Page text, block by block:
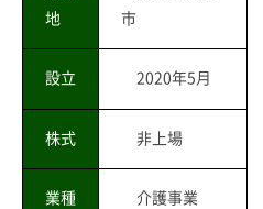
地
市
設立 2020年5月
株式 非上場
業種 介護事業